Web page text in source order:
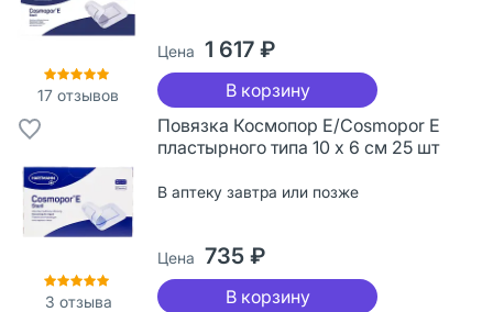
17 отзывов
Цена 1 617 ₽
В корзину
3 отзыва
Повязка Космопор Е/Cosmopor Е
пластырного типа 10 х 6 см 25 шт
В аптеку завтра или позже
Цена 735 ₽
В корзину